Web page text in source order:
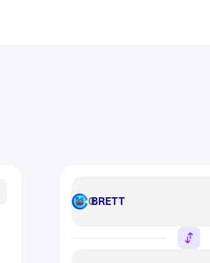
BRETT BRETT